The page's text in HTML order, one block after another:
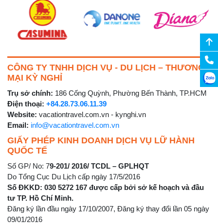
CÔNG TY TNHH DỊCH VỤ - DU LỊCH – THƯƠNG
MẠI KỲ NGHỈ
Trụ sở chính: 186 Cống Quỳnh, Phường Bến Thành, TP.HCM
Điện thoại: +84.28.73.06.11.39
Website: vacationtravel.com.vn - kynghi.vn
Email: info@vacationtravel.com.vn
GIẤY PHÉP KINH DOANH DỊCH VỤ LỮ HÀNH
QUỐC TẾ
Số GP/ No: 79-201/ 2016/ TCDL – GPLHQT
Do Tổng Cục Du Lịch cấp ngày 17/5/2016
Số ĐKKD: 030 5272 167 được cấp bởi sở kế hoạch và đầu
tư TP. Hồ Chí Minh.
Đăng ký lần đầu ngày 17/10/2007, Đăng ký thay đổi lần 05 ngày
09/01/2016